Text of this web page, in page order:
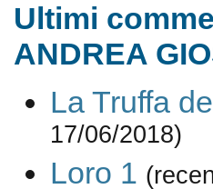
Ultimi
ANDREA
La Truffa
17/06/2018)
Loro 1